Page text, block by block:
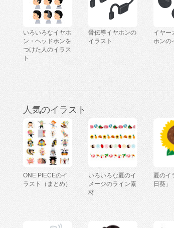
いろいろなイヤホ
ン・ヘッドホンを
つけた人のイラス
ト
骨伝導イヤホンの
イラスト
イヤー
ホンの
人気のイラスト
ONE PIECEのイ
ラスト（まとめ）
いろいろな夏のイ
メージのライン素
材
夏のイ
日葵」